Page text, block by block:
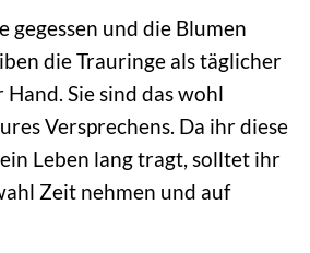
gegessen und die Blumen
die Trauringe als täglicher
Sie sind das wohl
Versprechens. Da ihr diese
Leben lang tragt, solltet ihr
Zeit nehmen und auf